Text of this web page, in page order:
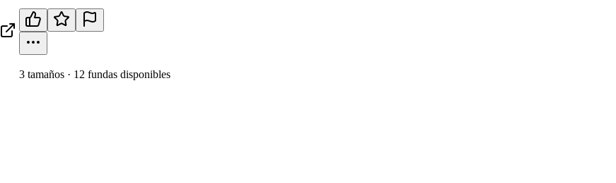
3 tamaños · 12 fundas disponibles